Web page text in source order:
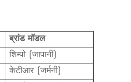
ब्रांड मॉडल
शिम्पो (जापानी)
केटीआर (जर्मनी)